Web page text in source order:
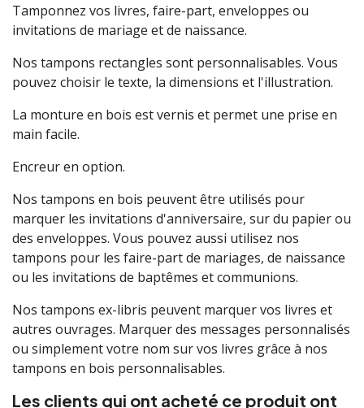
Tamponnez vos livres, faire-part, enveloppes ou
invitations de mariage et de naissance.
Nos tampons rectangles sont personnalisables. Vous
pouvez choisir le texte, la dimensions et l'illustration.
La monture en bois est vernis et permet une prise en
main facile.
Encreur en option.
Nos tampons en bois peuvent être utilisés pour
marquer les invitations d'anniversaire, sur du papier ou
des enveloppes. Vous pouvez aussi utilisez nos
tampons pour les faire-part de mariages, de naissance
ou les invitations de baptêmes et communions.
Nos tampons ex-libris peuvent marquer vos livres et
autres ouvrages. Marquer des messages personnalisés
ou simplement votre nom sur vos livres grâce à nos
tampons en bois personnalisables.
Les clients qui ont acheté ce produit ont